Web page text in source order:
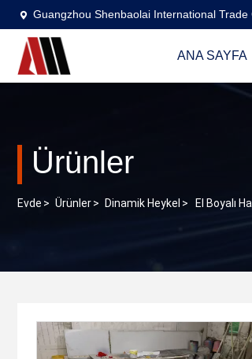
Guangzhou Shenbaolai International Trade
ANA SAYFA
Ürünler
Evde > Ürünler> Dinamik Heykel > El Boyalı